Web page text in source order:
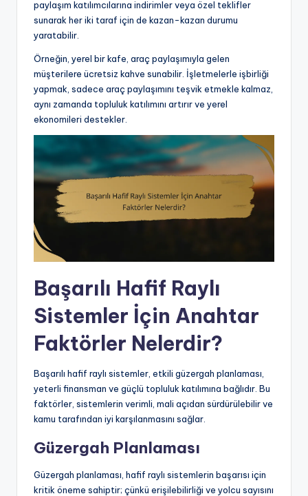
paylaşım katılımcılarına indirimler veya özel teklifler
sunarak her iki taraf için de kazan-kazan durumu
yaratabilir.
Örneğin, yerel bir kafe, araç paylaşımıyla gelen
müşterilere ücretsiz kahve sunabilir. İşletmelerle işbirliği
yapmak, sadece araç paylaşımını teşvik etmekle kalmaz,
aynı zamanda topluluk katılımını artırır ve yerel
ekonomileri destekler.
Başarılı Hafif Raylı
Sistemler İçin Anahtar
Faktörler Nelerdir?
Başarılı hafif raylı sistemler, etkili güzergah planlaması,
yeterli finansman ve güçlü topluluk katılımına bağlıdır. Bu
faktörler, sistemlerin verimli, mali açıdan sürdürülebilir ve
kamu tarafından iyi karşılanmasını sağlar.
Güzergah Planlaması
Güzergah planlaması, hafif raylı sistemlerin başarısı için
kritik öneme sahiptir; çünkü erişilebilirliği ve yolcu sayısını